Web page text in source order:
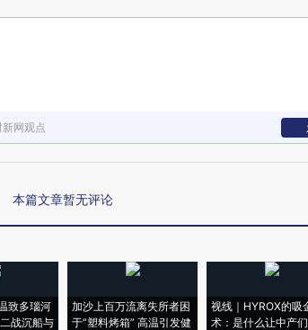
网观点
本篇文章暂无评论
致多瑙河
战沉船与
加沙上百万流离失所者困
于“塑料烤箱” 高温引发健
视线｜HYROX的吸
术：是什么让中产